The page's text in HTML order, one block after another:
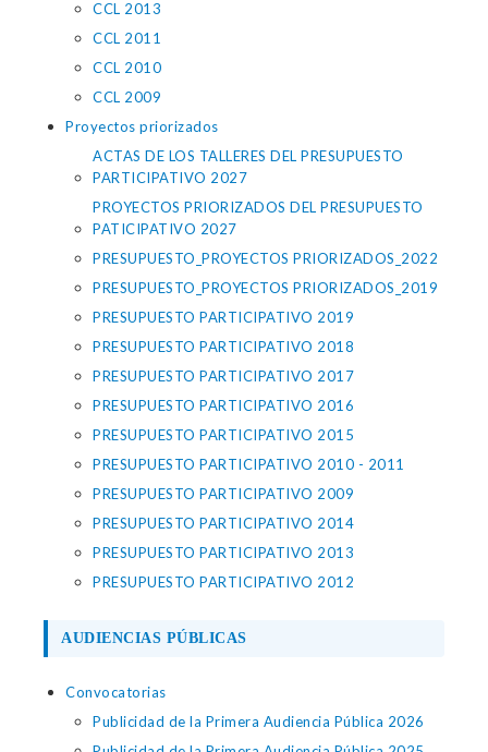
CCL 2013
CCL 2011
CCL 2010
CCL 2009
Proyectos priorizados
ACTAS DE LOS TALLERES DEL PRESUPUESTO
PARTICIPATIVO 2027
PROYECTOS PRIORIZADOS DEL PRESUPUESTO
PATICIPATIVO 2027
PRESUPUESTO_PROYECTOS PRIORIZADOS_2022
PRESUPUESTO_PROYECTOS PRIORIZADOS_2019
PRESUPUESTO PARTICIPATIVO 2019
PRESUPUESTO PARTICIPATIVO 2018
PRESUPUESTO PARTICIPATIVO 2017
PRESUPUESTO PARTICIPATIVO 2016
PRESUPUESTO PARTICIPATIVO 2015
PRESUPUESTO PARTICIPATIVO 2010 - 2011
PRESUPUESTO PARTICIPATIVO 2009
PRESUPUESTO PARTICIPATIVO 2014
PRESUPUESTO PARTICIPATIVO 2013
PRESUPUESTO PARTICIPATIVO 2012
AUDIENCIAS PÚBLICAS
Convocatorias
Publicidad de la Primera Audiencia Pública 2026